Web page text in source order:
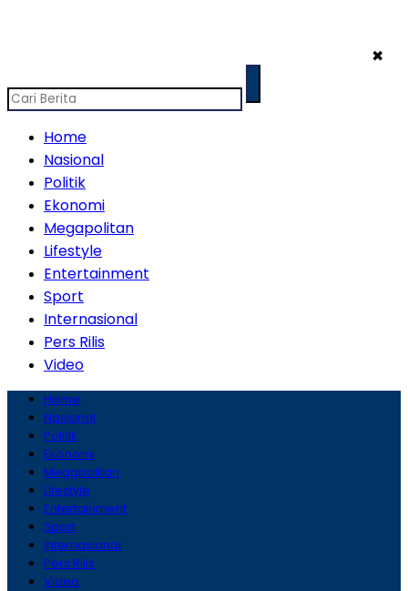
✖
Home
Nasional
Politik
Ekonomi
Megapolitan
Lifestyle
Entertainment
Sport
Internasional
Pers Rilis
Video
Home
Nasional
Politik
Ekonomi
Megapolitan
Lifestyle
Entertainment
Sport
Internasional
Pers Rilis
Video